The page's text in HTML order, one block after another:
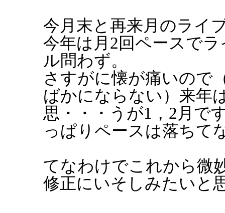
今月末と再来月のライ
今年は月2回ペースで
ル問わず。
さすがに懐が痛いので
ばかにならない）来年
思・・・うが1，2月で
っぱりペースは落ちて
てなわけでこれから微
修正にいそしみたいと